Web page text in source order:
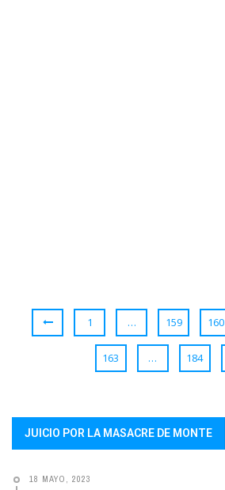
1 … 159 160
163 … 184
JUICIO POR LA MASACRE DE MONTE
18 MAYO, 2023